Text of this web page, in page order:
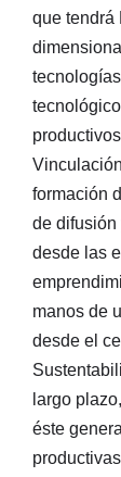
que tendrá
formación
de difusión
desde las
manos de
desde el
largo
éste